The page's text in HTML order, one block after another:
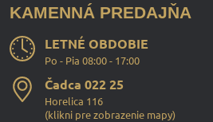
KAMENNÁ PREDAJŇA
LETNÉ OBDOBIE
Po - Pia 08:00 - 17:00
Čadca 022 25
Horelica 116
(klikni pre zobrazenie mapy)